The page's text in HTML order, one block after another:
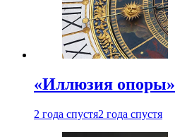
«Иллюзия
2 года спустя2 года спустя